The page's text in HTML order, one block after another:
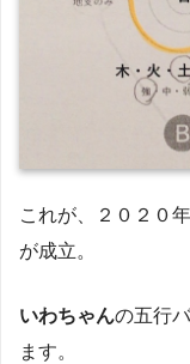
これが、２０２０
が成立。
いわちゃんの五行
ます。